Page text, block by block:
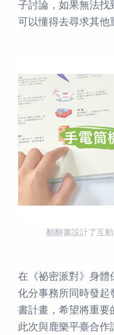
子討論，如果無法找
可以懂得去尋求其他
翻翻書設計了互
在《祕密派對》身體
化分事務所同時發起
書計畫，希望將重要
此次與鹿樂平臺合作